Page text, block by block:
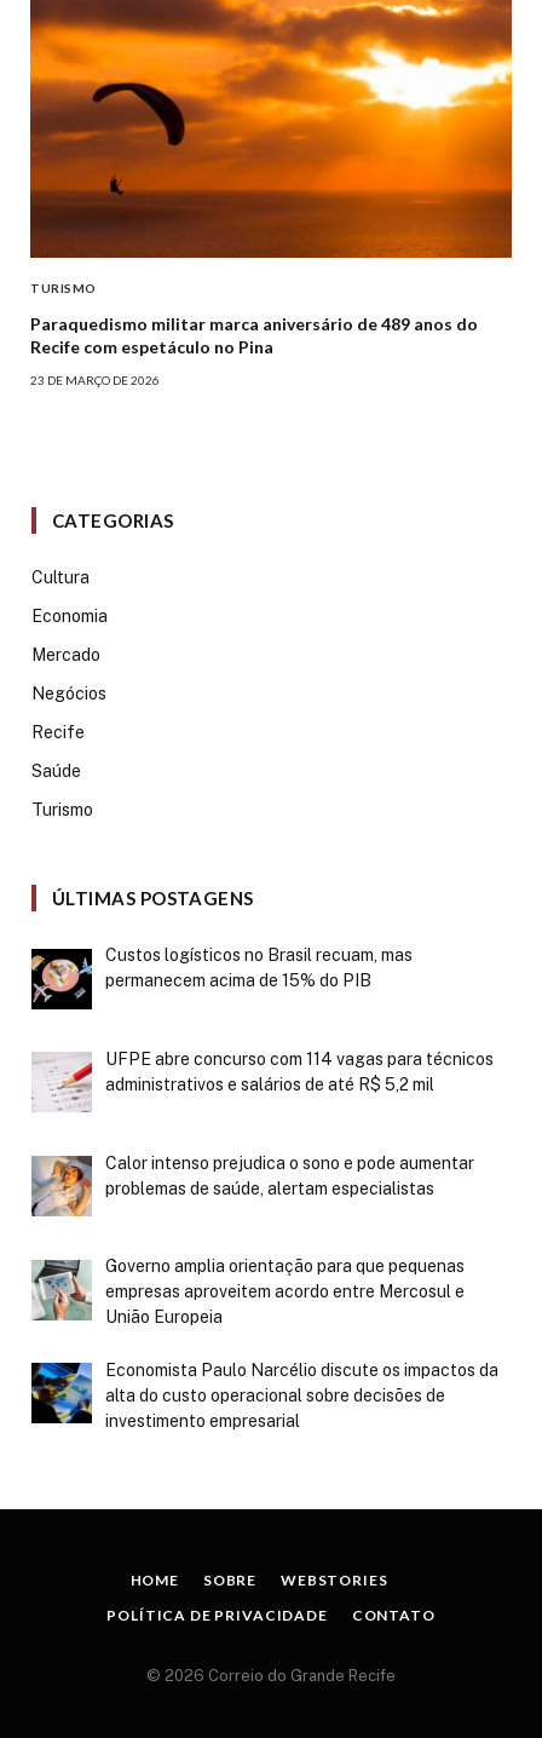
TURISMO
Paraquedismo militar marca aniversário de 489 anos do
Recife com espetáculo no Pina
23 DE MARÇO DE 2026
CATEGORIAS
Cultura
Economia
Mercado
Negócios
Recife
Saúde
Turismo
ÚLTIMAS POSTAGENS
Custos logísticos no Brasil recuam, mas
permanecem acima de 15% do PIB
UFPE abre concurso com 114 vagas para técnicos
administrativos e salários de até R$ 5,2 mil
Calor intenso prejudica o sono e pode aumentar
problemas de saúde, alertam especialistas
Governo amplia orientação para que pequenas
empresas aproveitem acordo entre Mercosul e
União Europeia
Economista Paulo Narcélio discute os impactos da
alta do custo operacional sobre decisões de
investimento empresarial
HOME SOBRE
WEBSTORIES
POLÍTICA DE PRIVACIDADE
CONTATO
© 2026 Correio do Grande Recife